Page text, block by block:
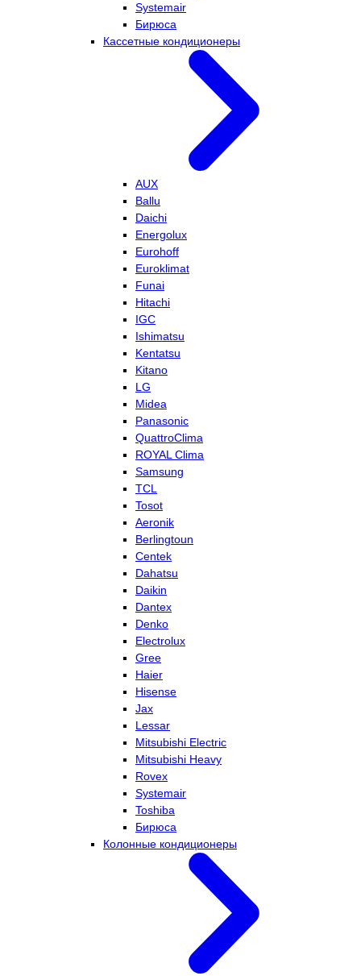
Systemair
Бирюса
Кассетные кондиционеры
AUX
Ballu
Daichi
Energolux
Eurohoff
Euroklimat
Funai
Hitachi
IGC
Ishimatsu
Kentatsu
Kitano
LG
Midea
Panasonic
QuattroClima
ROYAL Clima
Samsung
TCL
Tosot
Aeronik
Berlingtoun
Centek
Dahatsu
Daikin
Dantex
Denko
Electrolux
Gree
Haier
Hisense
Jax
Lessar
Mitsubishi Electric
Mitsubishi Heavy
Rovex
Systemair
Toshiba
Бирюса
Колонные кондиционеры